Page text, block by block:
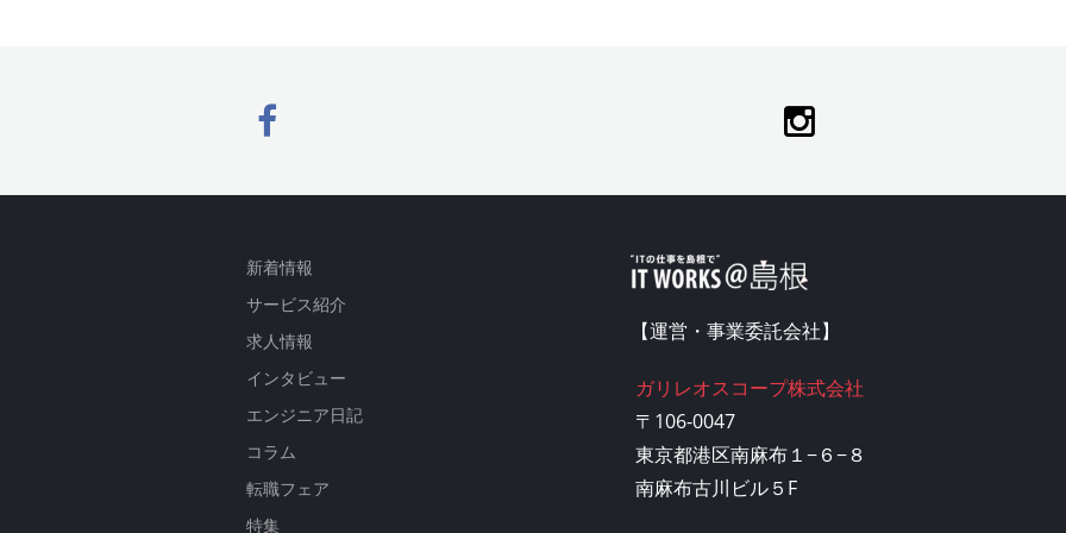
新着情報
サービス紹介
求人情報
インタビュー
エンジニア日記
コラム
転職フェア
特集
【運営・事業委託会社】
ガリレオスコープ株式会社
〒106-0047
東京都港区南麻布１−６−８
南麻布古川ビル５F